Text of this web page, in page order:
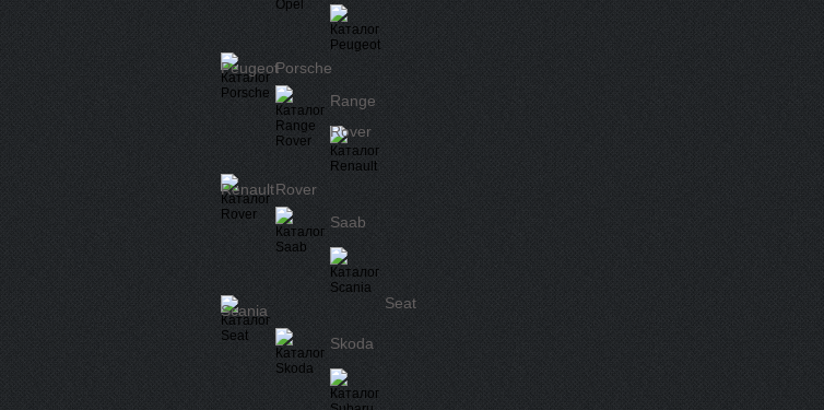
PeugeotPorsche
Range
Rover
RenaultRover
Saab
Scania Seat
Skoda